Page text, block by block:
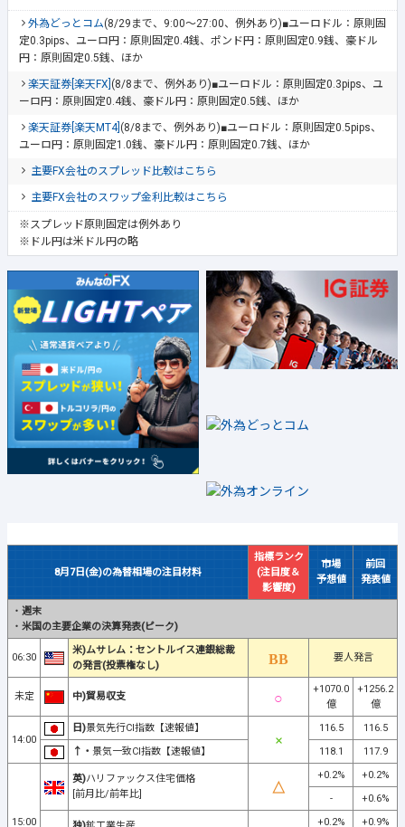
外為どっとコム(8/29まで、9:00～27:00、例外あり)■ユーロドル：原則固
定0.3pips、ユーロ円：原則固定0.4銭、ポンド円：原則固定0.9銭、豪ドル
円：原則固定0.5銭、ほか
楽天証券[楽天FX] (8/8まで、例外あり)■ユーロドル：原則固定0.3pips、ユ
ーロ円：原則固定0.4銭、豪ドル円：原則固定0.5銭、ほか
楽天証券[楽天MT4] (8/8まで、例外あり)■ユーロドル：原則固定0.5pips、
ユーロ円：原則固定1.0銭、豪ドル円：原則固定0.7銭、ほか
主要FX会社のスプレッド比較はこちら
主要FX会社のスワップ金利比較はこちら
※スプレッド原則固定は例外あり
※ドル円は米ドル円の略
8月7日(金)の為替相場の注目材料
指標ランク
(注目度＆
影響度)
市場
予想値
前回
発表値
・ 週末
・ 米国の主要企業の決算発表(ピーク)
06:30
米)ムサレム：セントルイス連銀総裁
の発言(投票権なし)
要人発言
未定 中)貿易収支
+1070.0
億
+1256.2
億
14:00
日)景気先行CI指数【速報値】 116.5
116.5
↑・ 景気一致CI指数【速報値】 118.1 117.9
15:00
英)ハリファックス住宅価格
[前月比/前年比]
+0.2%
+0.2%
-
+0.6%
+0.2%
+0.9%